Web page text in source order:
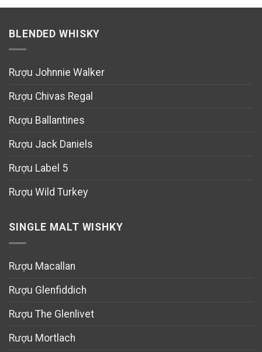
BLENDED WHISKY
Rượu Johnnie Walker
Rượu Chivas Regal
Rượu Ballantines
Rượu Jack Daniels
Rượu Label 5
Rượu Wild Turkey
SINGLE MALT WISHKY
Rượu Macallan
Rượu Glenfiddich
Rượu The Glenlivet
Rượu Mortlach